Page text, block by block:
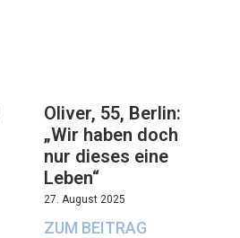
Oliver, 55, Berlin:
„Wir haben doch
nur dieses eine
Leben“
27. August 2025
ZUM BEITRAG